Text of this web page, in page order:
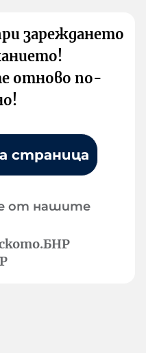
зареждането
отново по-
страница
от нашите